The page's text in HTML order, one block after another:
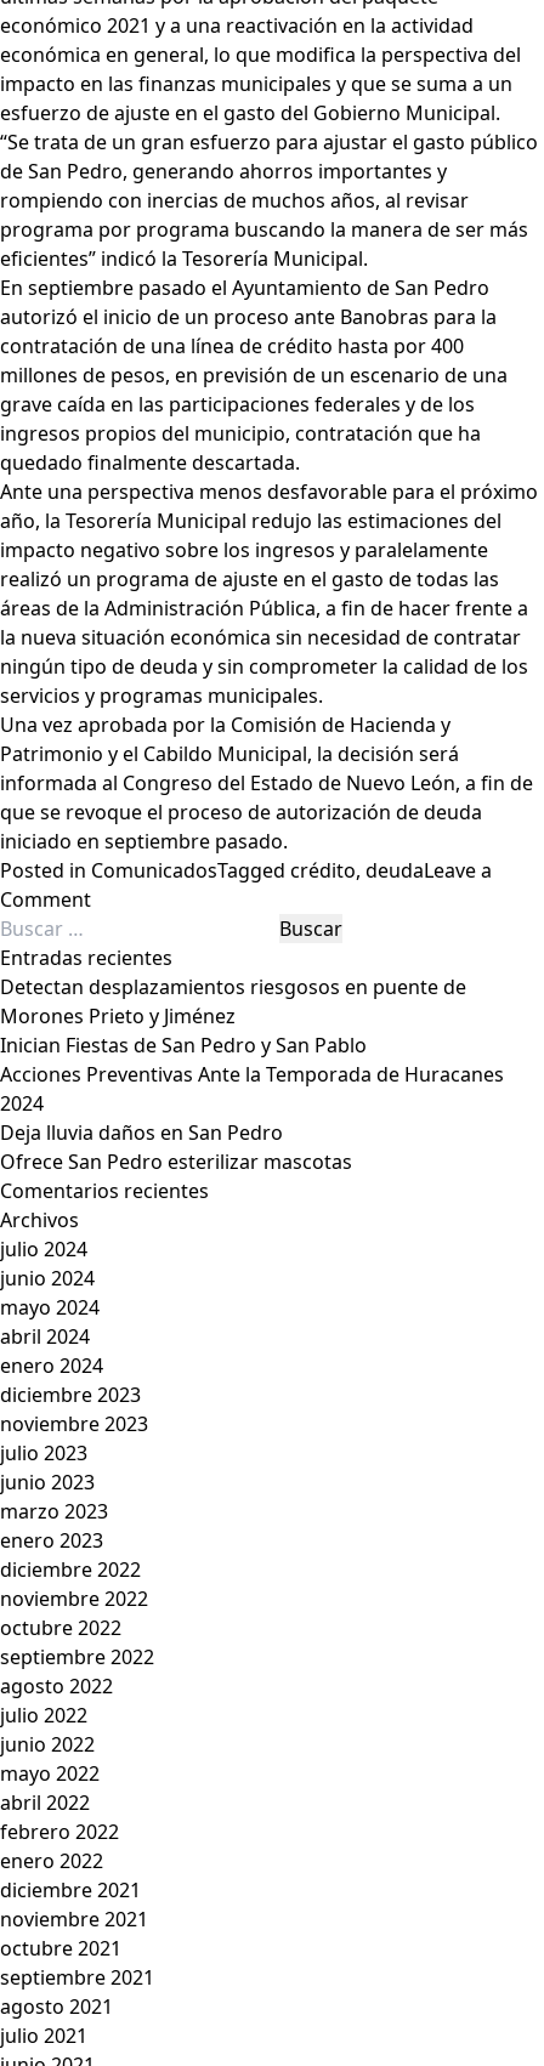
económico 2021 y a una reactivación en la actividad
económica en general, lo que modifica la perspectiva del
impacto en las finanzas municipales y que se suma a un
esfuerzo de ajuste en el gasto del Gobierno Municipal.
“Se trata de un gran esfuerzo para ajustar el gasto público
de San Pedro, generando ahorros importantes y
rompiendo con inercias de muchos años, al revisar
programa por programa buscando la manera de ser más
eficientes” indicó la Tesorería Municipal.
En septiembre pasado el Ayuntamiento de San Pedro
autorizó el inicio de un proceso ante Banobras para la
contratación de una línea de crédito hasta por 400
millones de pesos, en previsión de un escenario de una
grave caída en las participaciones federales y de los
ingresos propios del municipio, contratación que ha
quedado finalmente descartada.
Ante una perspectiva menos desfavorable para el próximo
año, la Tesorería Municipal redujo las estimaciones del
impacto negativo sobre los ingresos y paralelamente
realizó un programa de ajuste en el gasto de todas las
áreas de la Administración Pública, a fin de hacer frente a
la nueva situación económica sin necesidad de contratar
ningún tipo de deuda y sin comprometer la calidad de los
servicios y programas municipales.
Una vez aprobada por la Comisión de Hacienda y
Patrimonio y el Cabildo Municipal, la decisión será
informada al Congreso del Estado de Nuevo León, a fin de
que se revoque el proceso de autorización de deuda
iniciado en septiembre pasado.
Posted in ComunicadosTagged crédito, deudaLeave a
Commenton
Pedro
descarta
deuda
Buscar:
Entradas recientes
Detectan desplazamientos riesgosos en puente de
Morones Prieto y Jiménez
Inician Fiestas de San Pedro y San Pablo
Acciones Preventivas Ante la Temporada de Huracanes
2024
Deja lluvia daños en San Pedro
Ofrece San Pedro esterilizar mascotas
Comentarios recientes
Archivos
julio 2024
junio 2024
mayo 2024
abril 2024
enero 2024
diciembre 2023
noviembre 2023
julio 2023
junio 2023
marzo 2023
enero 2023
diciembre 2022
noviembre 2022
octubre 2022
septiembre 2022
agosto 2022
julio 2022
junio 2022
mayo 2022
abril 2022
febrero 2022
enero 2022
diciembre 2021
noviembre 2021
octubre 2021
septiembre 2021
agosto 2021
julio 2021